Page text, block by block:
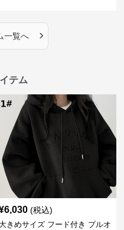
一覧へ ›
テム
6,030 (税込)
大きめサイズ フード付き プルオ